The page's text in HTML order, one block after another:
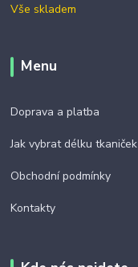
Vše skladem
Menu
Doprava a platba
Jak vybrat délku tkaniček
Obchodní podmínky
Kontakty